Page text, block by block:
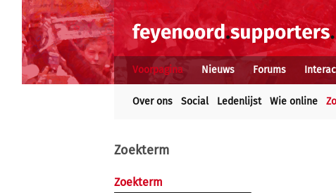
Voorpagina Nieuws Forums
Over ons Social Ledenlijst Wie online
Zoekterm
Zoekterm